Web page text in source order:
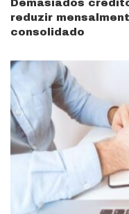
Demasiados
reduzir
consolidado